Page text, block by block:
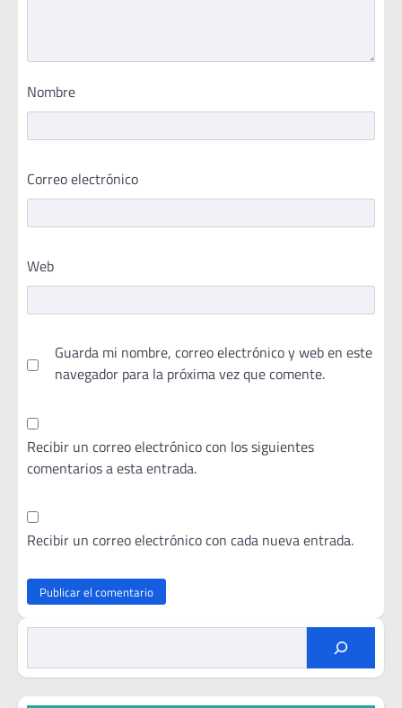
Nombre
Correo electrónico
Web
Guarda mi nombre, correo electrónico y web en este
navegador para la próxima vez que comente.
Recibir un correo electrónico con los siguientes
comentarios a esta entrada.
Recibir un correo electrónico con cada nueva entrada.